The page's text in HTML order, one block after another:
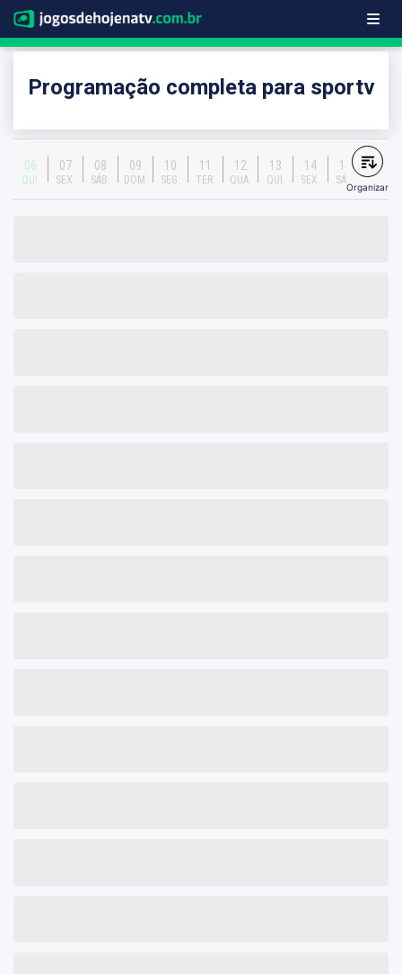
Programação completa para sportv
06
QUI.
07
SEX.
08
SÁB.
09
DOM.
10
SEG.
11
TER.
12
QUA.
13
QUI.
14
SEX.
15
SÁB.
Organizar